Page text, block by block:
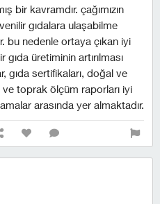
bir kavramdır. çağımızın
gıdalara ulaşabilme
bu nedenle ortaya çıkan iyi
üretiminin artırılması
gıda sertifikaları, doğal ve
toprak ölçüm raporları iyi
arasında yer almaktadır.